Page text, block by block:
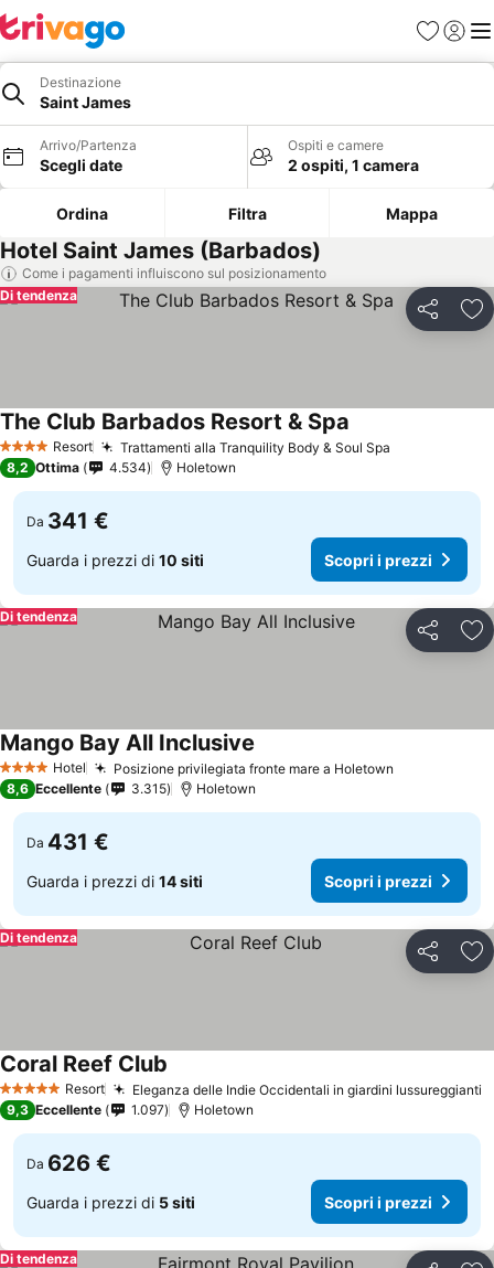
PreferitiAccedi
Destinazione
Saint James
Arrivo/Partenza
Scegli date
Ospiti e camere
2 ospiti, 1 camera
Ordina Filtra Mappa
Hotel Saint James (Barbados)
Come i pagamenti influiscono sul posizionamento
Condividi
Di tendenza
4 Stelle Resort Trattamenti alla Tranquility Body & Soul Spa
The Club Barbados Resort & Spa
8,2 Ottima 4.534 Holetown
Da 341 €
Guarda i prezzi di 10 siti Scopri i prezzi
Condividi
Di tendenza
4 Stelle Hotel Posizione privilegiata fronte mare a Holetown
Mango Bay All Inclusive
8,6 Eccellente 3.315 Holetown
Da 431 €
Guarda i prezzi di 14 siti Scopri i prezzi
Condividi
Di tendenza
5 Stelle Resort Eleganza delle Indie Occidentali in giardini lussureggianti
Coral Reef Club
9,3 Eccellente 1.097 Holetown
Da 626 €
Guarda i prezzi di 5 siti Scopri i prezzi
Di tendenza